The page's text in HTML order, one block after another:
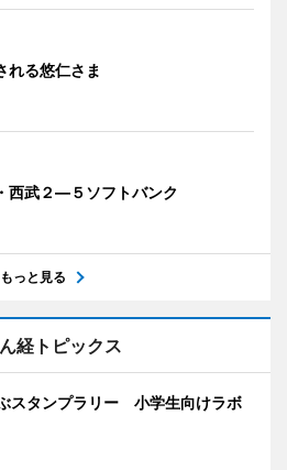
れる悠仁さま
西武２―５ソフトバンク
もっと見る
経トピックス
スタンプラリー 小学生向けラボ